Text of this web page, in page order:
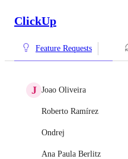
ClickUp
Feature Requests
J Joao Oliveira
Roberto Ramírez
Ondrej
Ana Paula Berlitz